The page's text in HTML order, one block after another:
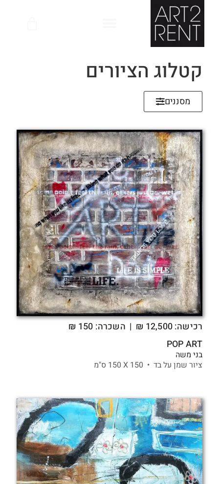
קטלוג הציורים
מסננים
רכישה: ₪ 12,500
| השכרה: 150 ₪
POP ART
בני משה
ציור שמן על בד • 150 X